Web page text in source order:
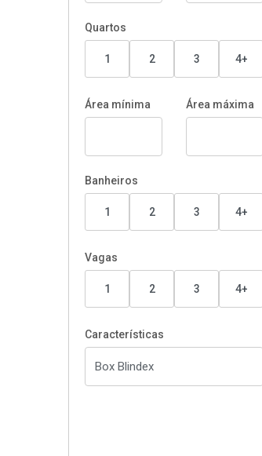
Quartos
1 2 3 4+
Área mínima Área máxima
Banheiros
1 2 3 4+
Vagas
1 2 3 4+
Características